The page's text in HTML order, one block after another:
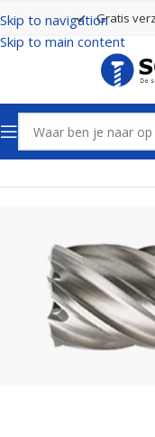
Skip to navigation
Skip to main content
Gratis
Home Boren Kernboren